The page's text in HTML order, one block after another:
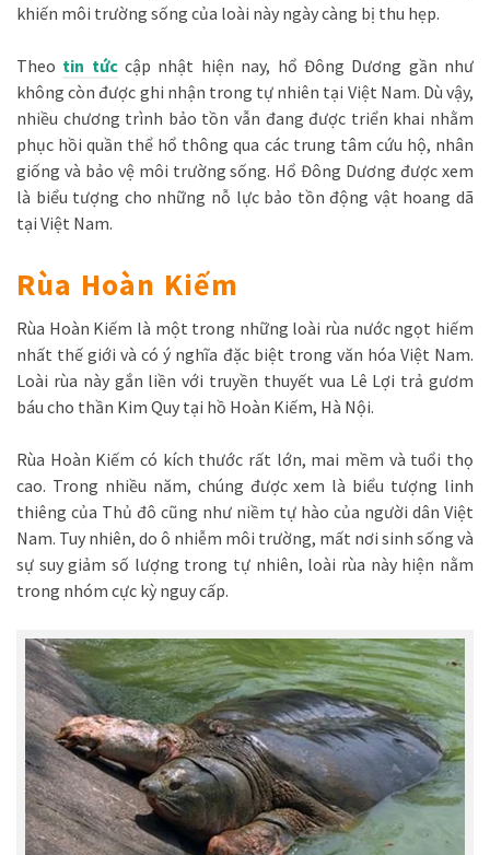
khiến môi trường sống của loài này ngày càng bị thu hẹp.
Theo tin tứccập nhật hiện nay, hổ Đông Dương gần như
không còn được ghi nhận trong tự nhiên tại Việt Nam. Dù vậy,
nhiều chương trình bảo tồn vẫn đang được triển khai nhằm
phục hồi quần thể hổ thông qua các trung tâm cứu hộ, nhân
giống và bảo vệ môi trường sống. Hổ Đông Dương được xem
là biểu tượng cho những nỗ lực bảo tồn động vật hoang dã
tại Việt Nam.
Rùa Hoàn Kiếm
Rùa Hoàn Kiếm là một trong những loài rùa nước ngọt hiếm
nhất thế giới và có ý nghĩa đặc biệt trong văn hóa Việt Nam.
Loài rùa này gắn liền với truyền thuyết vua Lê Lợi trả gươm
báu cho thần Kim Quy tại hồ Hoàn Kiếm, Hà Nội.
Rùa Hoàn Kiếm có kích thước rất lớn, mai mềm và tuổi thọ
cao. Trong nhiều năm, chúng được xem là biểu tượng linh
thiêng của Thủ đô cũng như niềm tự hào của người dân Việt
Nam. Tuy nhiên, do ô nhiễm môi trường, mất nơi sinh sống và
sự suy giảm số lượng trong tự nhiên, loài rùa này hiện nằm
trong nhóm cực kỳ nguy cấp.